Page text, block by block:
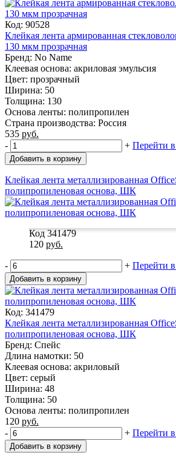
Код: 90528
Клейкая лента армированная
130 мкм прозрачная
Бренд: No Name
Клеевая основа: акриловая эмульсия
Цвет: прозрачный
Ширина: 50
Толщина: 130
Основа ленты: полипропилен
Страна производства: Россия
535 руб.
-
+ Перейти
Добавить в корзину
Клейкая лента металлизированная
полипропиленовая основа, ШК
Код 341479
120 руб.
- + Перейти
Добавить в корзину
Код: 341479
Клейкая лента металлизированная
полипропиленовая основа, ШК
Бренд: Спейс
Длина намотки: 50
Клеевая основа: акриловый
Цвет: серый
Ширина: 48
Толщина: 50
Основа ленты: полипропилен
120 руб.
-
+ Перейти
Добавить в корзину